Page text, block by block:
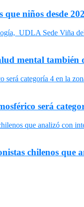
niños desde
mental
será
chilenos que